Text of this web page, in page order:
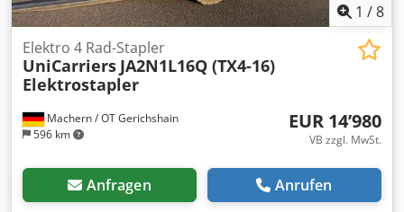
1 /8
Machern / OT Gerichshain
596 km
Elektro 4 Rad-Stapler
UniCarriers JA2N1L16Q (TX4-16)
Elektrostapler
EUR 14’980
VB zzgl. MwSt.
Anfragen Anrufen